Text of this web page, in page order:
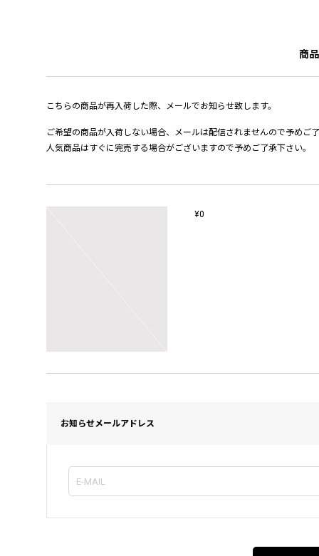
商
こちらの商品が再入荷した際、メールでお知らせ致します。
ご希望の商品が入荷しない場合、メールは配信されませんので予めご
人気商品はすぐに完売する場合がございますので予めご了承下さい。
¥0
お知らせメールアドレス